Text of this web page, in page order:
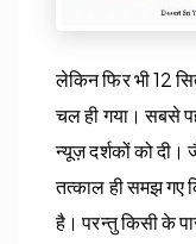
लेकिन फिर भी 12
चल ही गया। सबसे
न्यूज़ दर्शकों को
तत्काल ही समझ गए
है। परन्तु किसी के